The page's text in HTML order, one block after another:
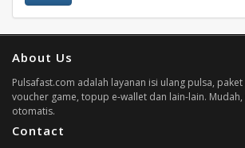
About Us
Pulsafast.com adalah layanan isi ulang pulsa,
voucher game, topup e-wallet dan lain-lain.
otomatis.
Contact